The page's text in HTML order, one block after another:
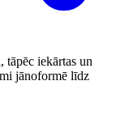
tāpēc iekārtas un
jānoformē līdz